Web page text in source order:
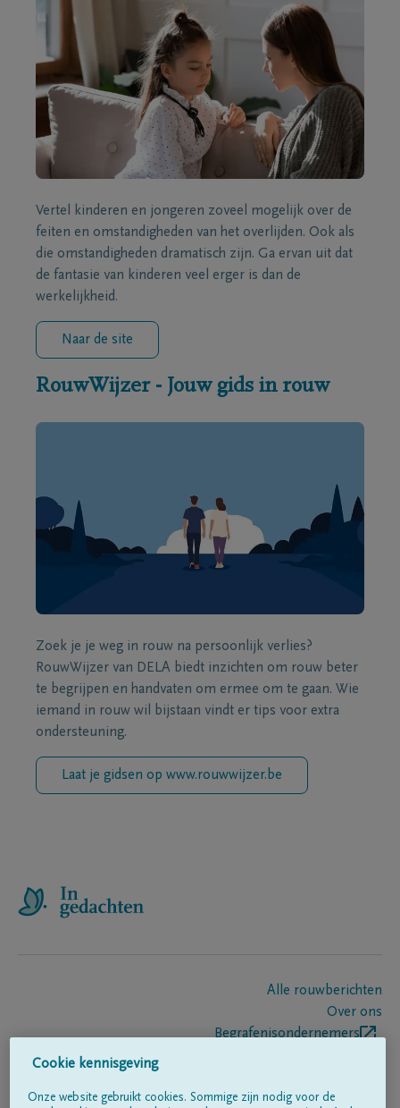
Vertel kinderen en jongeren zoveel mogelijk over de
feiten en omstandigheden van het overlijden. Ook als
die omstandigheden dramatisch zijn. Ga ervan uit dat
de fantasie van kinderen veel erger is dan de
werkelijkheid.
Naar de site
RouwWijzer - Jouw gids in rouw
Zoek je je weg in rouw na persoonlijk verlies?
RouwWijzer van DELA biedt inzichten om rouw beter
te begrijpen en handvaten om ermee om te gaan. Wie
iemand in rouw wil bijstaan vindt er tips voor extra
ondersteuning.
Laat je gidsen op www.rouwwijzer.be
Alle rouwberichten
Over ons
Begrafenisondernemers
Cookie kennisgeving
Onze website gebruikt cookies. Sommige zijn nodig voor de